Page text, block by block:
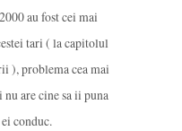
au fost cei mai
tari ( la capitolul
), problema cea mai
nu are cine sa ii puna
conduc.